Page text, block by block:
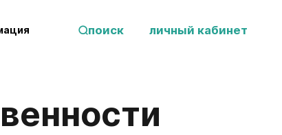
поиск личный кабинет